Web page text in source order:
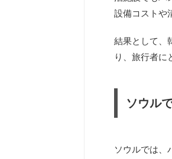
設備コストや
結果として、
り、旅行者に
ソウル
ソウルでは、